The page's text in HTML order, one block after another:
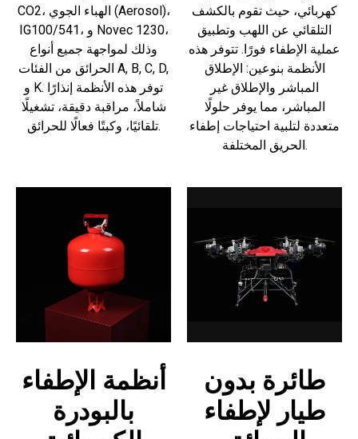
CO2، الهباء الجوي (Aerosol)،
IG100/541، و Novec 1230،
وذلك لمواجهة جميع أنواع
الحرائق من الفئات A, B, C, D,
و K. توفر هذه الأنظمة إنذارًا
شاملاً، مراقبة دقيقة، تشغيلًا
تلقائيًا، وكبتًا فعالًا للحرائق.
كهربائي، حيث تقوم بالكشف
التلقائي عن اللهب وتطبيق
عملية الإطفاء فورًا. تتوفر هذه
الأنظمة بنوعين: الإطلاق
المباشر والإطلاق غير
المباشر، مما يوفر حلولًا
متعددة لتلبية احتياجات إطفاء
الحريق المختلفة.
أنظمة الإطفاء
بالبودرة
طائرة بدون
طيار لإطفاء